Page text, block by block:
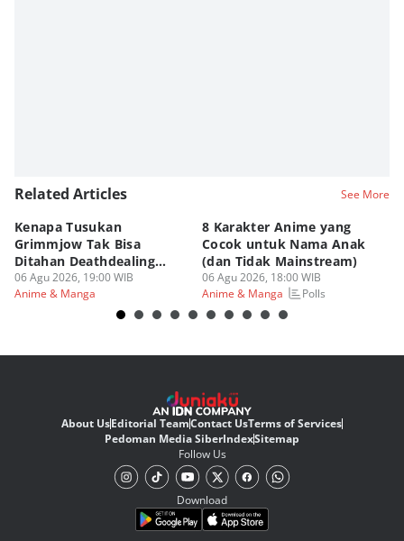
Related Articles See More
Kenapa Tusukan
Grimmjow Tak Bisa
Ditahan Deathdealing
Askin Bleach?
06 Agu 2026, 19:00 WIB
Anime & Manga
8 Karakter Anime yang
Cocok untuk Nama Anak
(dan Tidak Mainstream)
06 Agu 2026, 18:00 WIB
Anime & Manga
Polls
About UsEditorial TeamContact UsTerms of Services
Pedoman Media SiberIndexSitemap
Follow Us
Download